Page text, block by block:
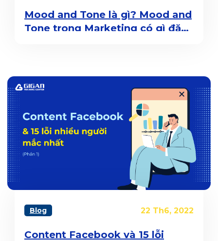
Mood and Tone là gì? Mood and
Tone trong Marketing có gì đặc
Blog 22 Th6, 2022
Content Facebook và 15 lỗi